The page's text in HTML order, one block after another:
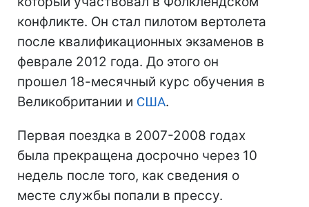
конфликте. Он стал пилотом вертолета
после квалификационных экзаменов в
феврале 2012 года. До этого он
прошел 18-месячный курс обучения в
Великобритании и США.
Первая поездка в 2007-2008 годах
была прекращена досрочно через 10
недель после того, как сведения о
месте службы попали в прессу.